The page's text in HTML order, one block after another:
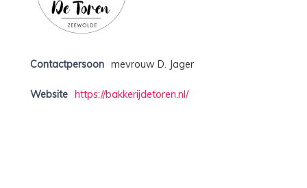
Contactpersoon mevrouw D. Jager
Website https://bakkerijdetoren.nl/